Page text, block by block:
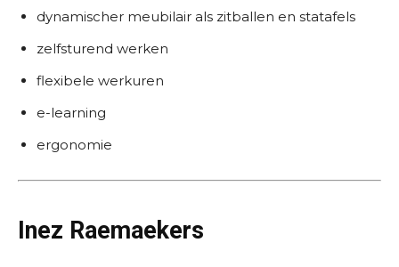
dynamischer meubilair als zitballen en statafels
zelfsturend werken
flexibele werkuren
e-learning
ergonomie
Inez Raemaekers